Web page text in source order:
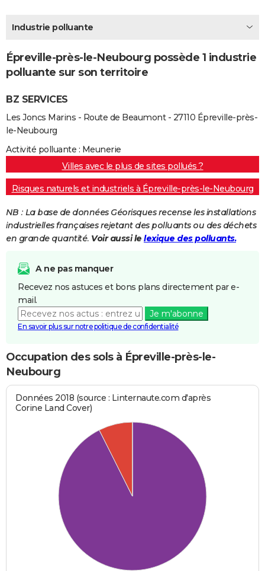
BONS PLANS
Dictionnaire
Biographies
Citations
Expressions
Proverbes
PROGRAMME TV
COPAINS D'AVANT
S'inscrire
Se connecter
Lycées
Collèges
Primaires
Universités
Entreprises
Service militaire
Avis de recherche
Bricolage
Lifestyle
Culture
Sport
Auto
Television
Voyage
Cinema
Industrie polluante
Épreville-près-le-Neubourg possède 1 industrie
polluante sur son territoire
BZ SERVICES
Les Joncs Marins - Route de Beaumont - 27110 Épreville-près-
le-Neubourg
Activité polluante : Meunerie
Villes avec le plus de sites pollués ?
Risques naturels et industriels à Épreville-près-le-Neubourg
NB : La base de données Géorisques recense les installations
industrielles françaises rejetant des polluants ou des déchets
en grande quantité. Voir aussi le lexique des polluants.
A ne pas manquer
Recevez nos astuces et bons plans directement par e-
mail.
Je m'abonne
En savoir plus sur notre politique de confidentialité
Occupation des sols à Épreville-près-le-
Neubourg
Données 2018 (source : Linternaute.com d'après
Corine Land Cover)